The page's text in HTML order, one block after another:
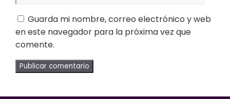
Guarda mi nombre, correo electrónico y web
en este navegador para la próxima vez que
comente.